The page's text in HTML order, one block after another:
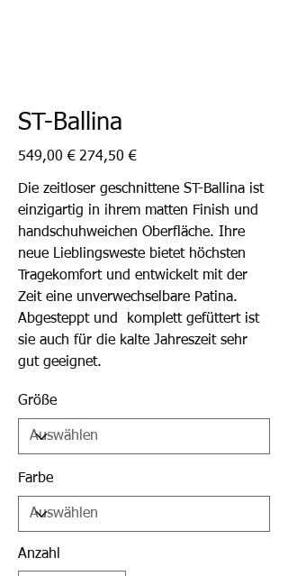
ST-Ballina
Ursprünglicher
Preis
549,00 € Angebotspreis
274,50 €
Die zeitloser geschnittene ST-Ballina ist
einzigartig in ihrem matten Finish und
handschuhweichen Oberfläche. Ihre
neue Lieblingsweste bietet höchsten
Tragekomfort und entwickelt mit der
Zeit eine unverwechselbare Patina.
Abgesteppt und komplett gefüttert ist
sie auch für die kalte Jahreszeit sehr
gut geeignet.
Größe
Farbe
Anzahl